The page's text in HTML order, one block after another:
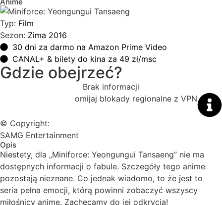
Typ: Film
Sezon: Zima 2016
30 dni za darmo na Amazon Prime Video
CANAL+ & bilety do kina za 49 zł/msc
Gdzie obejrzeć?
Brak informacji
omijaj blokady regionalne z VPN
© Copyright:
SAMG Entertainment
Opis
Niestety, dla „Miniforce: Yeongungui Tansaeng” nie ma
dostępnych informacji o fabule. Szczegóły tego anime
pozostają nieznane. Co jednak wiadomo, to że jest to
seria pełna emocji, którą powinni zobaczyć wszyscy
miłośnicy anime. Zachęcamy do jej odkrycia!